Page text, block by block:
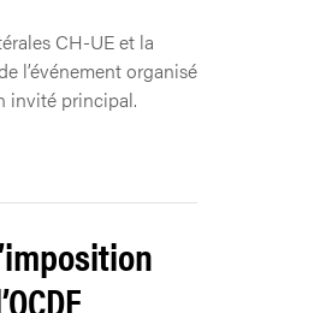
CH-UE et la
l’événement organisé
invité principal.